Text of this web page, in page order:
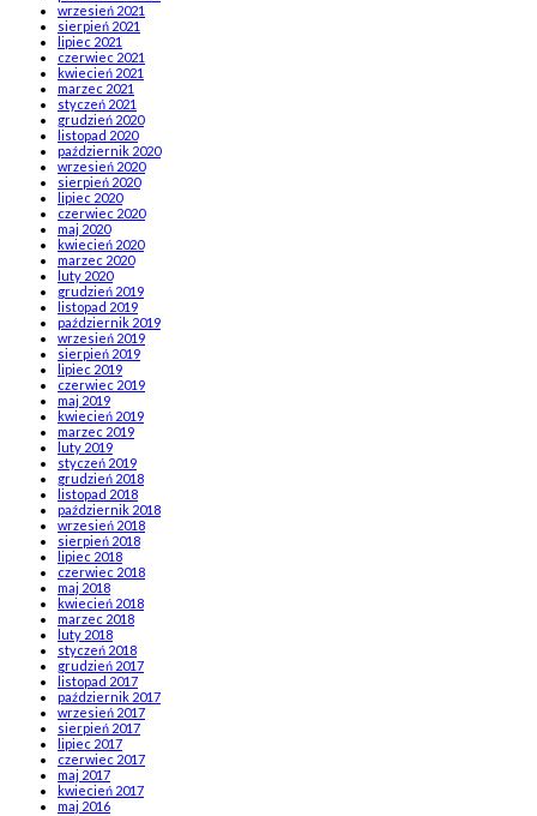
wrzesień 2021
sierpień 2021
lipiec 2021
czerwiec 2021
kwiecień 2021
marzec 2021
styczeń 2021
grudzień 2020
listopad 2020
październik 2020
wrzesień 2020
sierpień 2020
lipiec 2020
czerwiec 2020
maj 2020
kwiecień 2020
marzec 2020
luty 2020
grudzień 2019
listopad 2019
październik 2019
wrzesień 2019
sierpień 2019
lipiec 2019
czerwiec 2019
maj 2019
kwiecień 2019
marzec 2019
luty 2019
styczeń 2019
grudzień 2018
listopad 2018
październik 2018
wrzesień 2018
sierpień 2018
lipiec 2018
czerwiec 2018
maj 2018
kwiecień 2018
marzec 2018
luty 2018
styczeń 2018
grudzień 2017
listopad 2017
październik 2017
wrzesień 2017
sierpień 2017
lipiec 2017
czerwiec 2017
maj 2017
kwiecień 2017
maj 2016